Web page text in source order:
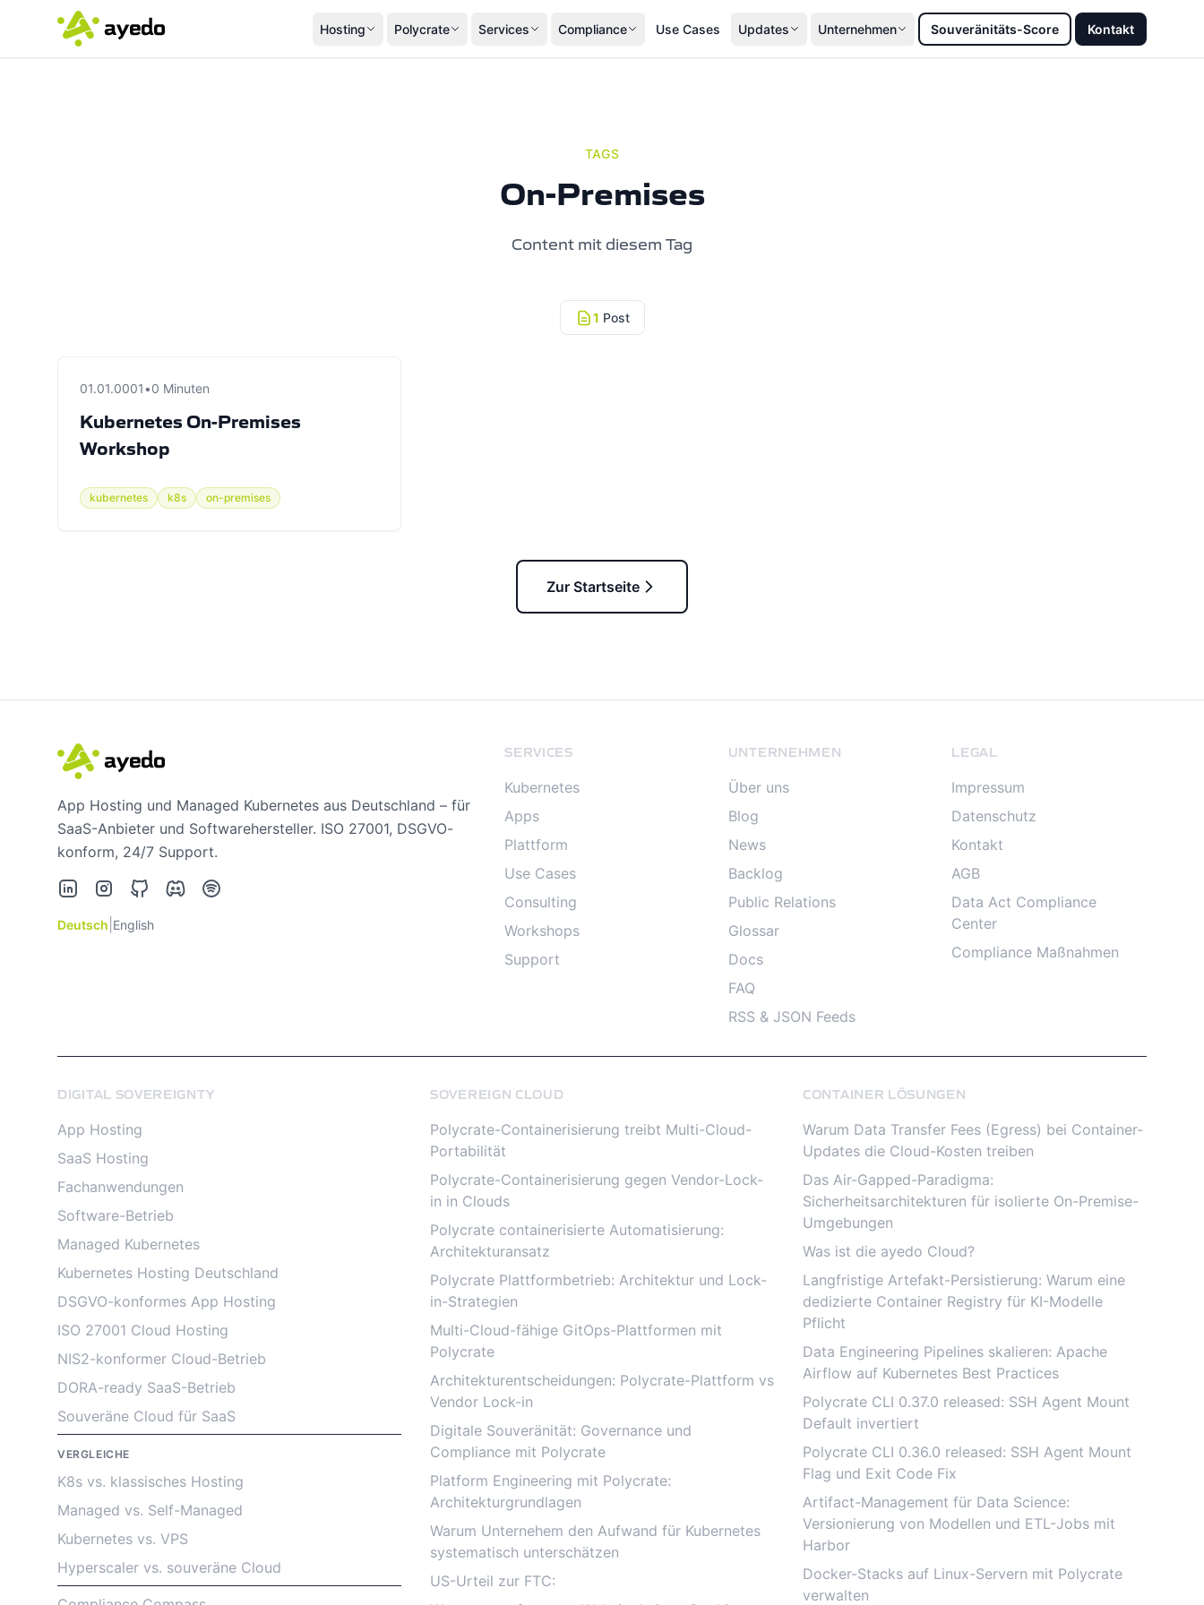
Hosting Polycrate Services Compliance Use Cases Updates Unternehmen Souveränitäts-Score Kontakt
TAGS
On-Premises
Content mit diesem Tag
1 Post
01.01.0001 •0 Minuten
Kubernetes On-Premises
Workshop
kubernetes k8s on-premises
Zur Startseite
App Hosting und Managed Kubernetes aus Deutschland – für
SaaS-Anbieter und Softwarehersteller. ISO 27001, DSGVO-
konform, 24/7 Support.
LinkedInInstagramGitHubDiscordSpotify
Deutsch English
SERVICES
Kubernetes
Apps
Plattform
Use Cases
Consulting
Workshops
Support
UNTERNEHMEN
Über uns
Blog
News
Backlog
Public Relations
Glossar
Docs
FAQ
RSS & JSON Feeds
LEGAL
Impressum
Datenschutz
Kontakt
AGB
Data Act Compliance
Center
Compliance Maßnahmen
DIGITAL SOVEREIGNTY
App Hosting
SaaS Hosting
Fachanwendungen
Software-Betrieb
Managed Kubernetes
Kubernetes Hosting Deutschland
DSGVO-konformes App Hosting
ISO 27001 Cloud Hosting
NIS2-konformer Cloud-Betrieb
DORA-ready SaaS-Betrieb
Souveräne Cloud für SaaS
VERGLEICHE
K8s vs. klassisches Hosting
Managed vs. Self-Managed
Kubernetes vs. VPS
Hyperscaler vs. souveräne Cloud
SOVEREIGN CLOUD
Polycrate-Containerisierung treibt Multi-Cloud-
Portabilität
Polycrate-Containerisierung gegen Vendor-Lock-
in in Clouds
Polycrate containerisierte Automatisierung:
Architekturansatz
Polycrate Plattformbetrieb: Architektur und Lock-
in-Strategien
Multi-Cloud-fähige GitOps-Plattformen mit
Polycrate
Architekturentscheidungen: Polycrate-Plattform vs
Vendor Lock-in
Digitale Souveränität: Governance und
Compliance mit Polycrate
Platform Engineering mit Polycrate:
Architekturgrundlagen
Warum Unternehem den Aufwand für Kubernetes
systematisch unterschätzen
US-Urteil zur FTC:
CONTAINER LÖSUNGEN
Warum Data Transfer Fees (Egress) bei Container-
Updates die Cloud-Kosten treiben
Das Air-Gapped-Paradigma:
Sicherheitsarchitekturen für isolierte On-Premise-
Umgebungen
Was ist die ayedo Cloud?
Langfristige Artefakt-Persistierung: Warum eine
dedizierte Container Registry für KI-Modelle
Pflicht
Data Engineering Pipelines skalieren: Apache
Airflow auf Kubernetes Best Practices
Polycrate CLI 0.37.0 released: SSH Agent Mount
Default invertiert
Polycrate CLI 0.36.0 released: SSH Agent Mount
Flag und Exit Code Fix
Artifact-Management für Data Science:
Versionierung von Modellen und ETL-Jobs mit
Harbor
Docker-Stacks auf Linux-Servern mit Polycrate
verwalten